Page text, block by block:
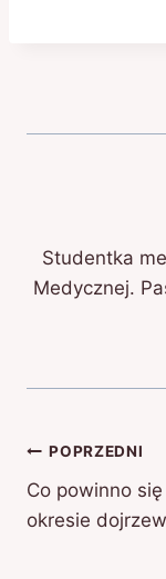
Studentka
Medycznej.
Nawigacja
wpisu
POPRZEDNI
Co powinno
okresie